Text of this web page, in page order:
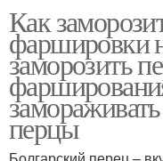
Как
фаршировки
заморозить
перцы